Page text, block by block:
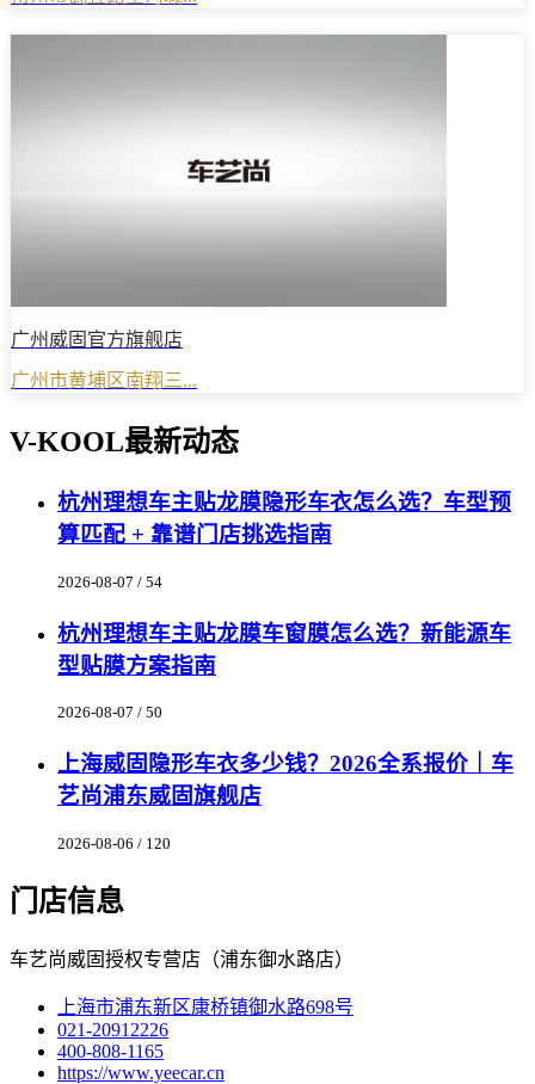
广州威固官方旗舰店
广州市黄埔区南翔三...
V-KOOL最新动态
杭州理想车主贴龙膜隐形车衣怎么选？车型预
算匹配 + 靠谱门店挑选指南
2026-08-07 / 54
杭州理想车主贴龙膜车窗膜怎么选？新能源车
型贴膜方案指南
2026-08-07 / 50
上海威固隐形车衣多少钱？2026全系报价｜车
艺尚浦东威固旗舰店
2026-08-06 / 120
门店信息
车艺尚威固授权专营店（浦东御水路店）
上海市浦东新区康桥镇御水路698号
021-20912226
400-808-1165
https://www.yeecar.cn